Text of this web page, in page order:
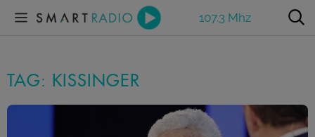
107.3 Mhz
TAG: KISSINGER